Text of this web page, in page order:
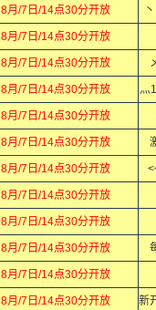
8月/7日/14点30分开放
8月/7日/14点30分开放
8月/7日/14点30分开放
8月/7日/14点30分开放 灬
8月/7日/14点30分开放
8月/7日/14点30分开放
8月/7日/14点30分开放
8月/7日/14点30分开放
8月/7日/14点30分开放
8月/7日/14点30分开放
8月/7日/14点30分开放
8月/7日/14点30分开放